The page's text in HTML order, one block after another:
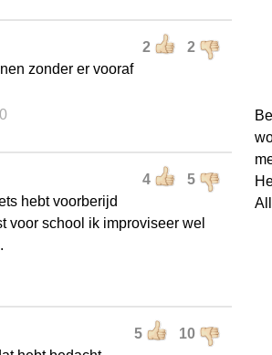
2 2
zonder er vooraf
4 5
hebt voorberijd
voor school ik improviseer wel
5 10